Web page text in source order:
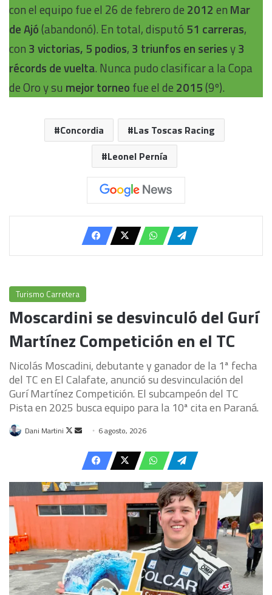
con el equipo fue el 26 de febrero de 2012 en Mar
de Ajó(abandonó). En total, disputó 51 carreras,
con 3 victorias, 5 podios, 3 triunfos en seriesy3
récords de vuelta. Nunca pudo clasificar a la Copa
de Oro y su mejor torneo fue el de 2015(9º).
Concordia
Las Toscas Racing
Leonel Pernía